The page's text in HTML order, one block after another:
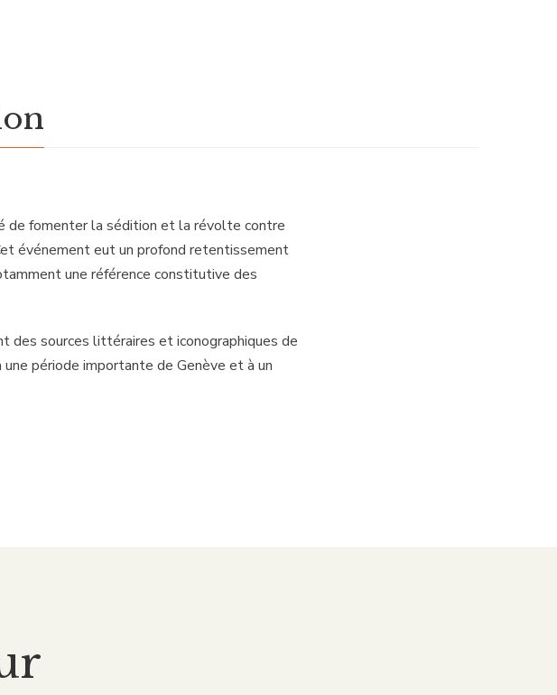
de fomenter la sédition et la révolte contre
événement eut un profond retentissement
une référence constitutive des
des sources littéraires et iconographiques de
période importante de Genève et à un